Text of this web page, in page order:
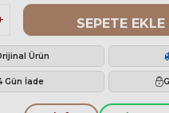
SEPETE EKLE
Ürün
Gün İade